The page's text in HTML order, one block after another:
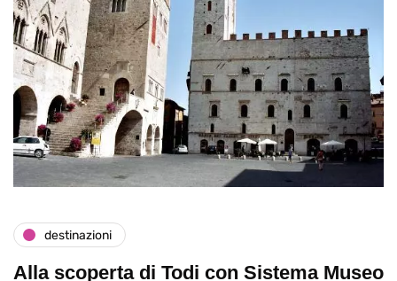
destinazioni
Alla scoperta di Todi con Sistema Museo